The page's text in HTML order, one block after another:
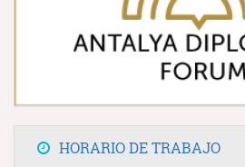
HORARIO DE TRABAJO